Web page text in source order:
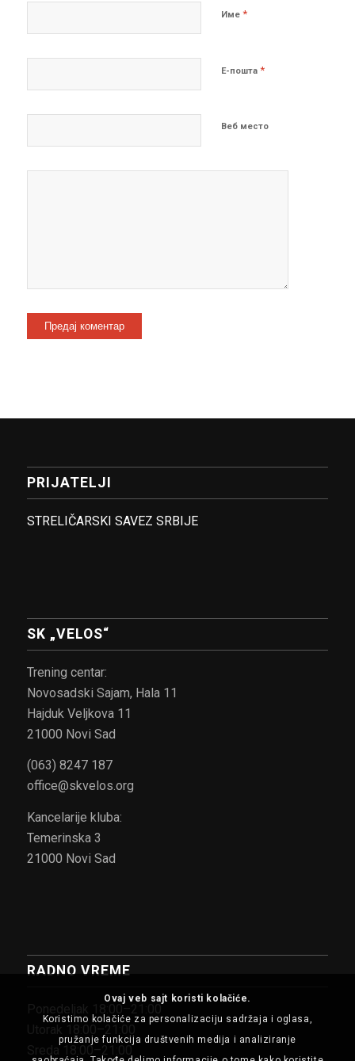
Име *
Е-пошта *
Веб место
PRIJATELJI
STRELIČARSKI SAVEZ SRBIJE
SK „VELOS“
Trening centar:
Novosadski Sajam, Hala 11
Hajduk Veljkova 11
21000 Novi Sad
(063) 8247 187
office@skvelos.org
Kancelarije kluba:
Temerinska 3
21000 Novi Sad
RADNO VREME
Ovaj veb sajt koristi kolačiće.
Koristimo kolačiće za personalizaciju sadržaja i oglasa,
pružanje funkcija društvenih medija i analiziranje